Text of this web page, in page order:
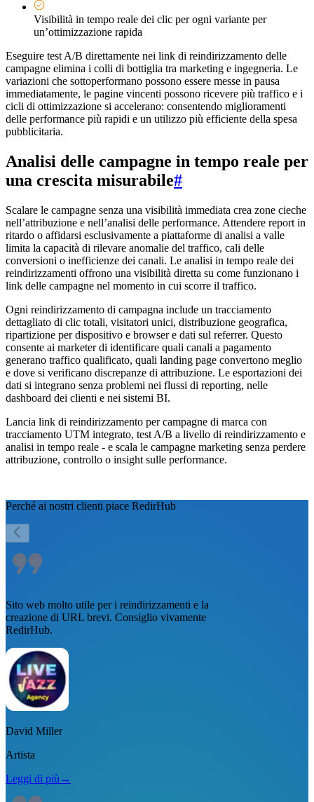
Visibilità in tempo reale dei clic per ogni variante per
un’ottimizzazione rapida
Eseguire test A/B direttamente nei link di reindirizzamento delle
campagne elimina i colli di bottiglia tra marketing e ingegneria. Le
variazioni che sottoperformano possono essere messe in pausa
immediatamente, le pagine vincenti possono ricevere più traffico e i
cicli di ottimizzazione si accelerano: consentendo miglioramenti
delle performance più rapidi e un utilizzo più efficiente della spesa
pubblicitaria.
Analisi delle campagne in tempo reale per
una crescita misurabile#
Scalare le campagne senza una visibilità immediata crea zone cieche
nell’attribuzione e nell’analisi delle performance. Attendere report in
ritardo o affidarsi esclusivamente a piattaforme di analisi a valle
limita la capacità di rilevare anomalie del traffico, cali delle
conversioni o inefficienze dei canali. Le analisi in tempo reale dei
reindirizzamenti offrono una visibilità diretta su come funzionano i
link delle campagne nel momento in cui scorre il traffico.
Ogni reindirizzamento di campagna include un tracciamento
dettagliato di clic totali, visitatori unici, distribuzione geografica,
ripartizione per dispositivo e browser e dati sul referrer. Questo
consente ai marketer di identificare quali canali a pagamento
generano traffico qualificato, quali landing page convertono meglio
e dove si verificano discrepanze di attribuzione. Le esportazioni dei
dati si integrano senza problemi nei flussi di reporting, nelle
dashboard dei clienti e nei sistemi BI.
Lancia link di reindirizzamento per campagne di marca con
tracciamento UTM integrato, test A/B a livello di reindirizzamento e
analisi in tempo reale - e scala le campagne marketing senza perdere
attribuzione, controllo o insight sulle performance.
Perché ai nostri clienti piace RedirHub
Sito web molto utile per i reindirizzamenti e la
creazione di URL brevi. Consiglio vivamente
RedirHub.
David Miller
Artista
Leggi di più →